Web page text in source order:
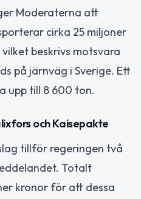
Moderaterna att
cirka 25 miljoner
beskrivs motsvara
på järnväg i Sverige. Ett
upp till 8 600 ton.
och Kaisepakte
tillför regeringen två
Totalt
kronor för att dessa